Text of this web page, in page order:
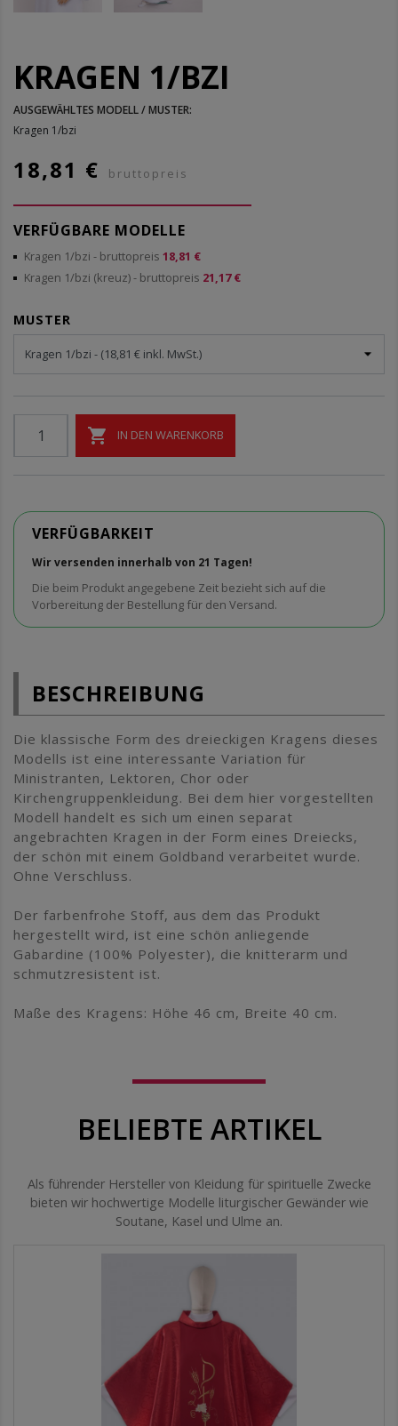
KRAGEN 1/BZI
AUSGEWÄHLTES MODELL / MUSTER:
Kragen 1/bzi
18,81 € bruttopreis
VERFÜGBARE MODELLE
Kragen 1/bzi - bruttopreis 18,81 €
Kragen 1/bzi (kreuz)- bruttopreis 21,17 €
MUSTER
 IN DEN WARENKORB
VERFÜGBARKEIT
Wir versenden innerhalb von 21 Tagen!
Die beim Produkt angegebene Zeit bezieht sich auf die
Vorbereitung der Bestellung für den Versand.
BESCHREIBUNG
Die klassische Form des dreieckigen Kragens dieses
Modells ist eine interessante Variation für
Ministranten, Lektoren, Chor oder
Kirchengruppenkleidung. Bei dem hier vorgestellten
Modell handelt es sich um einen separat
angebrachten Kragen in der Form eines Dreiecks,
der schön mit einem Goldband verarbeitet wurde.
Ohne Verschluss.
Der farbenfrohe Stoff, aus dem das Produkt
hergestellt wird, ist eine schön anliegende
Gabardine (100% Polyester), die knitterarm und
schmutzresistent ist.
Maße des Kragens: Höhe 46 cm, Breite 40 cm.
BELIEBTE ARTIKEL
Als führender Hersteller von Kleidung für spirituelle Zwecke
bieten wir hochwertige Modelle liturgischer Gewänder wie
Soutane, Kasel und Ulme an.